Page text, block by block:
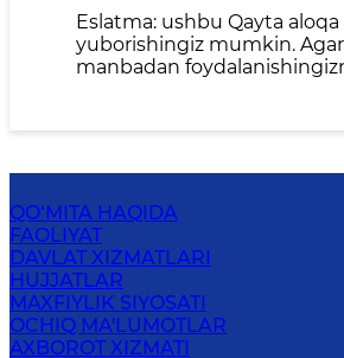
Eslatma: ushbu Qayta
yuborishingiz mumkin.
manbadan
QO‘MITA HAQIDA
FAOLIYAT
DAVLAT XIZMATLARI
HUJJATLAR
MAXFIYLIK SIYOSATI
OCHIQ MA'LUMOTLAR
AXBOROT XIZMATI